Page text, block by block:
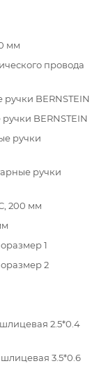
мм
провода
BERNSTEIN
BERNSTEIN
ручки
ручки
200 мм
1
2
2.5*0.4
3.5*0.6